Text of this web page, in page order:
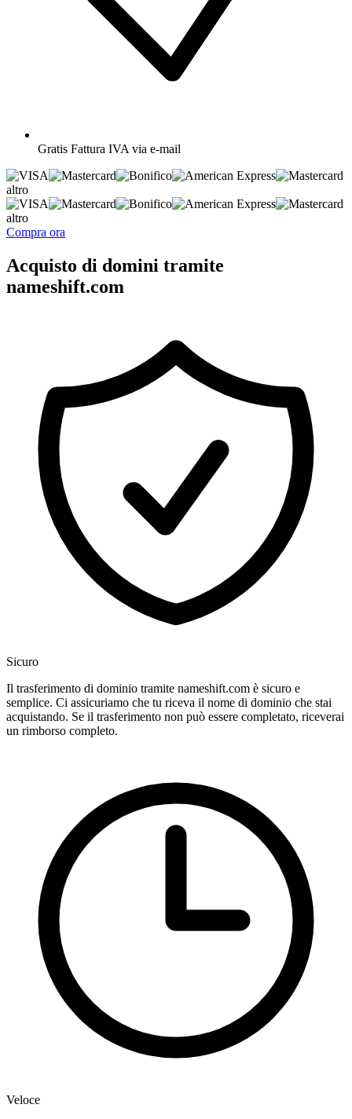
Gratis Fattura IVA via e-mail
altro
altro
Compra ora
Acquisto di domini tramite
nameshift.com
Sicuro
Il trasferimento di dominio tramite nameshift.com è sicuro e
semplice. Ci assicuriamo che tu riceva il nome di dominio che stai
acquistando. Se il trasferimento non può essere completato, riceverai
un rimborso completo.
Veloce